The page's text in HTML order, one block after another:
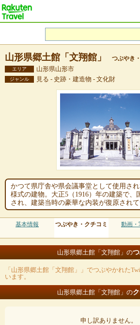
山形県郷土館「文翔館」 つぶやき
エリア 山形県山形市
ジャンル 見る - 史跡・建造物 - 文化財
かつて県庁舎や県会議事堂として使用さ
様式の建物。大正5（1916）年の建築で、
され、建築当時の豪華な内装が復原されて
基本情報 つぶやき・クチコミ 動画・
山形県郷土館「文翔館」の
「山形県郷土館「文翔館」」でつぶやかれた
います。
山形県郷土館「文翔館」の
申し訳ありません。